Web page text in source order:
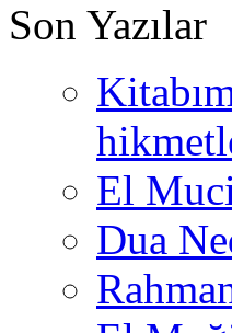
Son Yazılar
El
Dua